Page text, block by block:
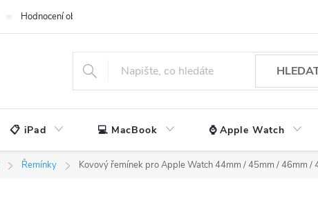
Hodnocení obchodu
📋 iPad 💻 MacBook ⌚ Apple Watch
Řemínky Kovový řemínek pro Apple Watch 44mm / 45mm / 46mm /